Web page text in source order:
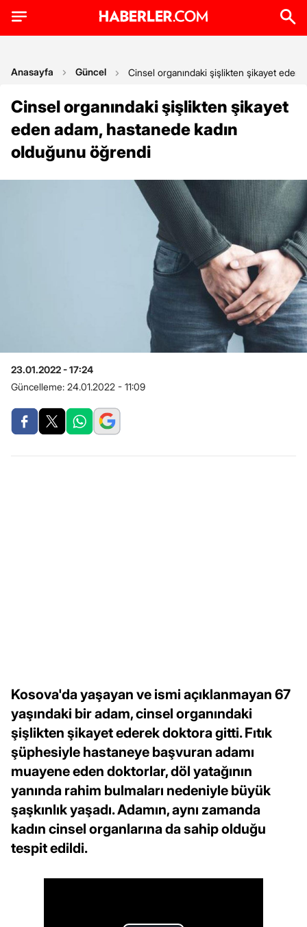
Anasayfa Güncel Cinsel organındaki şişlikten şikayet eden
Cinsel organındaki şişlikten şikayet
eden adam, hastanede kadın
olduğunu öğrendi
23.01.2022 - 17:24
Güncelleme: 24.01.2022 - 11:09
Kosova'da yaşayan ve ismi açıklanmayan 67
yaşındaki bir adam, cinsel organındaki
şişlikten şikayet ederek doktora gitti. Fıtık
şüphesiyle hastaneye başvuran adamı
muayene eden doktorlar, döl yatağının
yanında rahim bulmaları nedeniyle büyük
şaşkınlık yaşadı. Adamın, aynı zamanda
kadın cinsel organlarına da sahip olduğu
tespit edildi.